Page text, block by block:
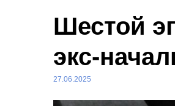
Шестой
экс-
27.06.2025